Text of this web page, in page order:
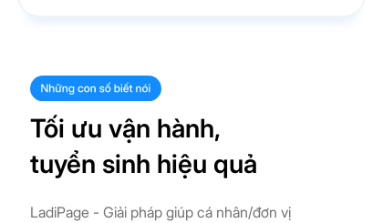
Tối ưu vận hành,
tuyển sinh hiệu quả
LadiPage - Giải pháp giúp cá nhân/đơn vị